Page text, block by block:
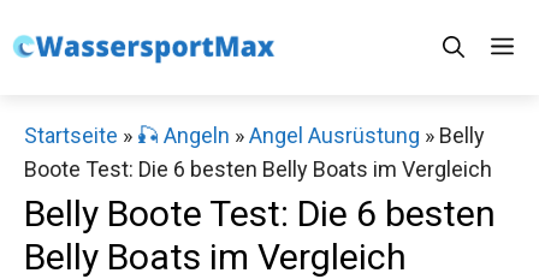
Inhalt
Startseite » 🎣 Angeln »Angel Ausrüstung » Belly
Boote Test: Die 6 besten Belly Boats im Vergleich
Belly Boote Test: Die 6 besten
Belly Boats im Vergleich